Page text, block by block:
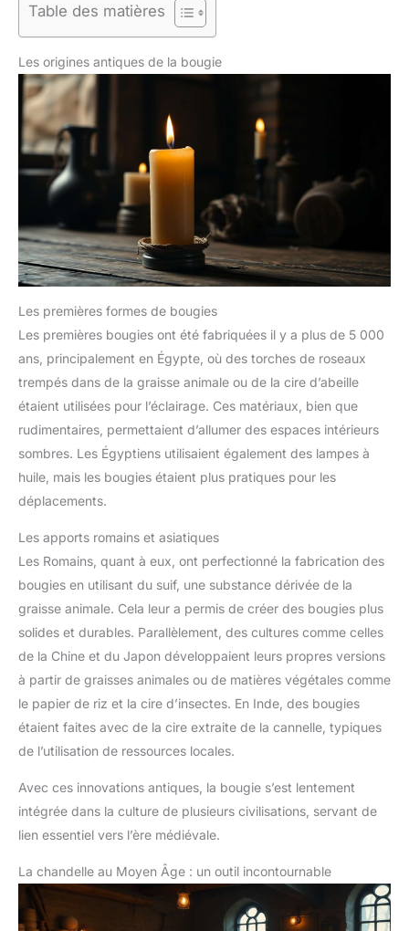
Table des matières
Les origines antiques de la bougie
Les premières formes de bougies
Les premières bougies ont été fabriquées il y a plus de 5 000
ans, principalement en Égypte, où des torches de roseaux
trempés dans de la graisse animale ou de la cire d’abeille
étaient utilisées pour l’éclairage. Ces matériaux, bien que
rudimentaires, permettaient d’allumer des espaces intérieurs
sombres. Les Égyptiens utilisaient également des lampes à
huile, mais les bougies étaient plus pratiques pour les
déplacements.
Les apports romains et asiatiques
Les Romains, quant à eux, ont perfectionné la fabrication des
bougies en utilisant du suif, une substance dérivée de la
graisse animale. Cela leur a permis de créer des bougies plus
solides et durables. Parallèlement, des cultures comme celles
de la Chine et du Japon développaient leurs propres versions
à partir de graisses animales ou de matières végétales comme
le papier de riz et la cire d’insectes. En Inde, des bougies
étaient faites avec de la cire extraite de la cannelle, typiques
de l’utilisation de ressources locales.
Avec ces innovations antiques, la bougie s’est lentement
intégrée dans la culture de plusieurs civilisations, servant de
lien essentiel vers l’ère médiévale.
La chandelle au Moyen Âge : un outil incontournable